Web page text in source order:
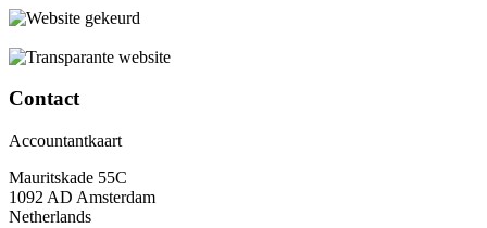
Contact
Accountantkaart
Mauritskade 55C
1092 AD Amsterdam
Netherlands